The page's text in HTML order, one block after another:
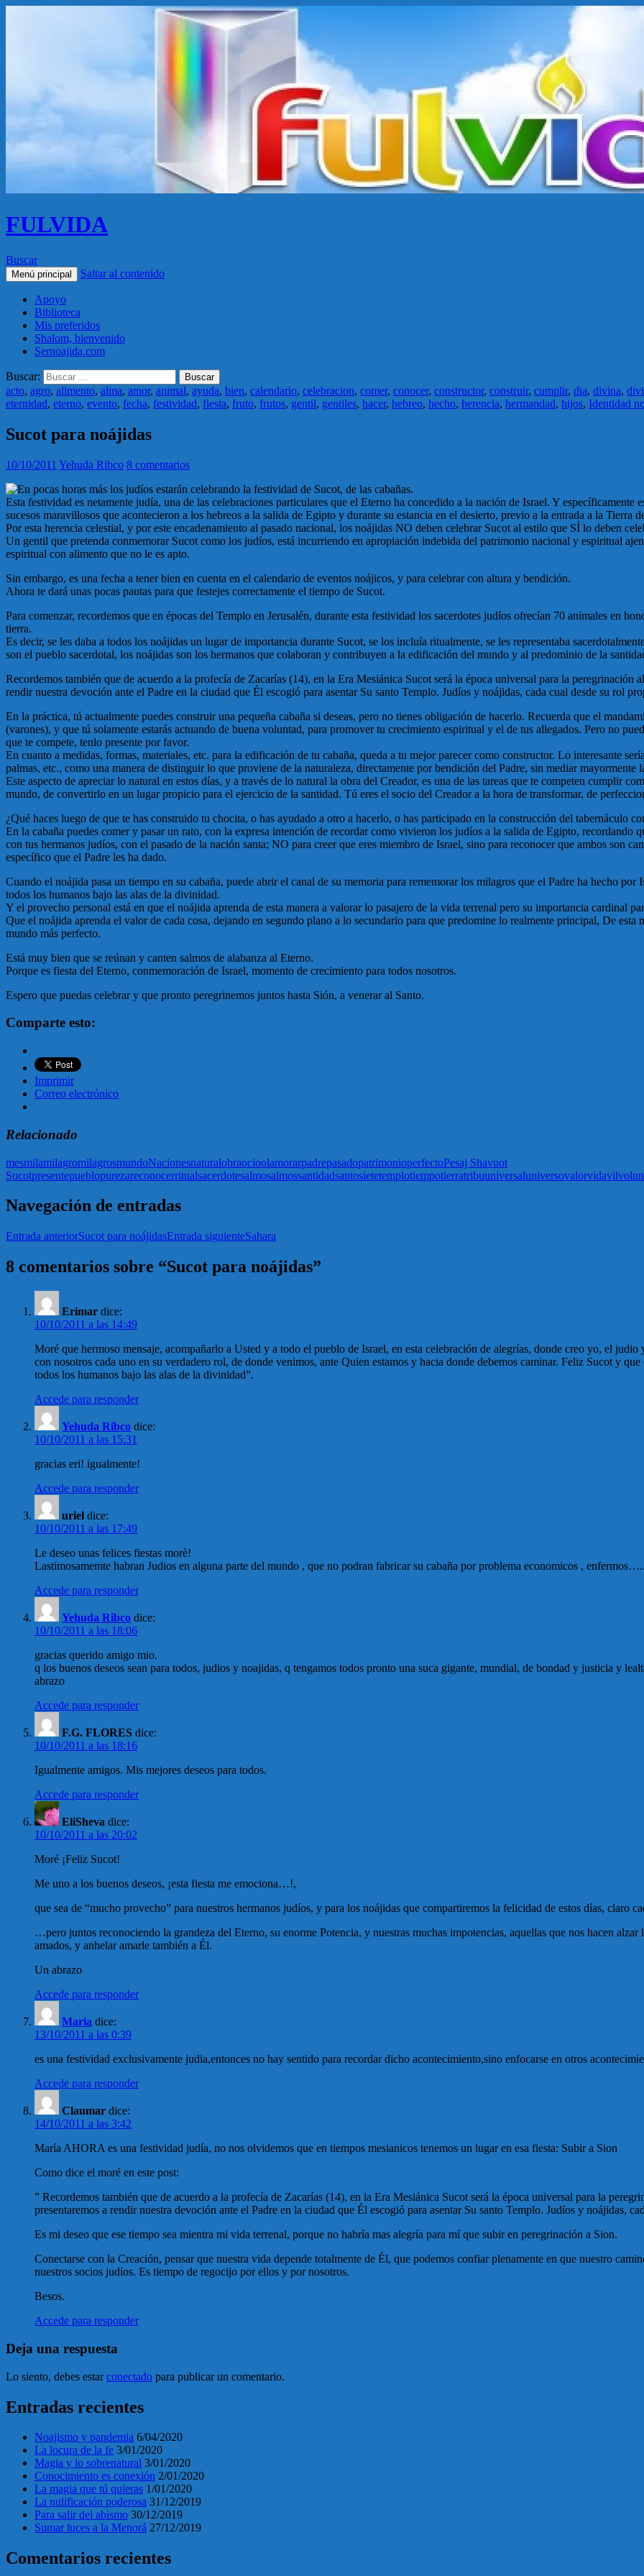
FULVIDA
Buscar
Menú principal Saltar al contenido
Apoyo
Biblioteca
Mis preferidos
Shalom, bienvenido
Sernoajida.com
Buscar:
acto, agro, alimento, alma, amor, animal, ayuda, bien, calendario, celebracion, comer, conocer, constructor, construir, cumplir, dia, divina,
eternidad, eterno, evento, fecha, festividad, fiesta, fruto, frutos, gentil, gentiles, hacer, hebreo, hecho, herencia, hermandad, hijos, Identidad
Sucot para noájidas
10/10/2011 Yehuda Ribco 8 comentarios
En pocas horas más los judíos estarán celebrando la festividad de Sucot, de las cabañas.
Esta festividad es netamente judía, una de las celebraciones particulares que el Eterno ha concedido a la nación de Israel. Y
sucesos maravillosos que acontecieron a los hebreos a la salida de Egipto y durante su estancia en el desierto, previo a la entrada a la Tierra
Por esta herencia celestial, y por este encadenamiento al pasado nacional, los noájidas NO deben celebrar Sucot al estilo que SÍ lo deben
Un gentil que pretenda conmemorar Sucot como los judíos, está incurriendo en apropiación indebida del patrimonio nacional y espiritual
espiritual con alimento que no le es apto.
Sin embargo, es una fecha a tener bien en cuenta en el calendario de eventos noájicos, y para celebrar con altura y bendición.
Ahora te dará unas pocas pautas para que festejes correctamente el tiempo de Sucot.
Para comenzar, recordemos que en épocas del Templo en Jerusalén, durante esta festividad los sacerdotes judíos ofrecían 70 animales en
tierra.
Es decir, se les daba a todos los noájidas un lugar de importancia durante Sucot, se los incluía ritualmente, se les representaba
son el pueblo sacerdotal, los noájidas son los hermanos que colaboran y contribuyen a la edificación del mundo y al predominio de la
Recordemos también que de acuerdo a la profecía de Zacarías (14), en la Era Mesiánica Sucot será la época universal para la peregrinación
rendir nuestra devoción ante el Padre en la ciudad que Él escogió para asentar Su santo Templo. Judíos y noájidas, cada cual desde su rol
En la práctica, tú actualmente puedes construir una pequeña cabaña si deseas, pero no tienes obligación de hacerlo. Recuerda que el
(varones), y que tú solamente estarás actuando de buena voluntad, para promover tu crecimiento espiritual y el de tus allegados. Pero no
que te compete, tenlo presente por favor.
En cuanto a medidas, formas, materiales, etc. para la edificación de tu cabaña, queda a tu mejor parecer como constructor. Lo interesante
palmas, etc., como una manera de distinguir lo que proviene de la naturaleza, directamente por bendición del Padre, sin mediar mayormente
Este aspecto de apreciar lo natural en estos días, y a través de lo natural la obra del Creador, es una de las tareas que te competen cumplir
mundo, de convertirlo en un lugar propicio para el ejercicio de la santidad. Tú eres el socio del Creador a la hora de transformar, de
¿Qué haces luego de que te has construido tu chocita, o has ayudado a otro a hacerlo, o has participado en la construcción del tabernáculo
En la cabaña puedes comer y pasar un rato, con la expresa intención de recordar como vivieron los judíos a la salida de Egipto, recordando
con tus hermanos judíos, con el pasado de la nación santa; NO para creer que eres miembro de Israel, sino para reconocer que ambos son
específico que el Padre les ha dado.
Cuando el noájida pasa un tiempo en su cabaña, puede abrir el canal de su memoria para rememorar los milagros que el Padre ha hecho
todos los humanos bajo las alas de la divinidad.
Y el provecho personal está en que el noájida aprenda de esta manera a valorar lo pasajero de la vida terrenal pero su importancia cardinal
Que el noájida aprenda el valor de cada cosa, dejando en segundo plano a lo secundario para que predomine lo realmente principal, De
mundo más perfecto.
Está muy bien que se reúnan y canten salmos de alabanza al Eterno.
Porque es fiesta del Eterno, conmemoración de Israel, momento de crecimiento para todos nosotros.
Espero que puedas celebrar y que pronto peregrinemos juntos hasta Sión, a venerar al Santo.
Comparte esto:
Imprimir
Correo electrónico
Relacionado
mesmilamilagromilagrosmundoNacionesnaturalobraocioolamorarpadrepasadopatrimonioperfectoPesaj Shavuot
Sucotpresentepueblopurezareconocerritualsacerdotesalmosalmossantidadsantosietetemplotiempotierratribuuniversaluniversovalorvidavil
Navegación de entradas
Entrada anteriorSucot para noájidasEntrada siguienteSahara
8 comentarios sobre “Sucot para noájidas”
Erimar dice:
10/10/2011 a las 14:49
Moré que hermoso mensaje, acompañarlo a Usted y a todo el pueblo de Israel, en esta celebración de alegrías, donde creo yo, el
con nosotros cada uno en su verdadero rol, de donde venimos, ante Quien estamos y hacia donde debemos caminar. Feliz Sucot y
todos los humanos bajo las alas de la divinidad”.
Accede para responder
Yehuda Ribco dice:
10/10/2011 a las 15:31
gracias eri! igualmente!
Accede para responder
uriel dice:
10/10/2011 a las 17:49
Le deseo unas felices fiestas morè!
Lastimosamemte habran Judios en alguna parte del mundo , que no podran fabricar su cabaña por problema economicos ,
Accede para responder
Yehuda Ribco dice:
10/10/2011 a las 18:06
gracias querido amigo mio.
q los buenos deseos sean para todos, judios y noajidas, q tengamos todos pronto una suca gigante, mundial, de bondad y justicia y
abrazo
Accede para responder
F.G. FLORES dice:
10/10/2011 a las 18:16
Igualmente amigos. Mis mejores deseos para todos.
Accede para responder
EliSheva dice:
10/10/2011 a las 20:02
Moré ¡Feliz Sucot!
Me uno a los buenos deseos, ¡esta fiesta me emociona…!,
que sea de “mucho provecho” para nuestros hermanos judíos, y para los noájidas que compartiremos la felicidad de estos días, claro
…pero juntos reconociendo la grandeza del Eterno, su enorme Potencia, y nuestras muchas impotencias, aquellas que nos hacen
amados, y anhelar amarle también a Él.
Un abrazo
Accede para responder
Maria dice:
13/10/2011 a las 0:39
es una festividad exclusivamente judia,entonces no hay sentido para recordar dicho acontecimiento,sino enfocarse en otros
Accede para responder
Claumar dice:
14/10/2011 a las 3:42
María AHORA es una festividad judía, no nos olvidemos que en tiempos mesianicos tenemos un lugar en esa fiesta: Subir a Sion
Como dice el moré en este post:
” Recordemos también que de acuerdo a la profecía de Zacarías (14), en la Era Mesiánica Sucot será la época universal para la
presentaremos a rendir nuestra devoción ante el Padre en la ciudad que Él escogió para asentar Su santo Templo. Judíos y noájidas,
Es mi deseo que ese tiempo sea mientra mi vida terrenal, porque no habría mas alegría para mí que subir en peregrinación a Sion.
Conectarse con la Creación, pensar que nuestra vida depende totalmente de Él, que podemos confiar plenamente en que nuestro
nuestros socios judíos. Es tiempo de regocijo por ellos y por nosotros.
Besos.
Accede para responder
Deja una respuesta
Lo siento, debes estarconectado para publicar un comentario.
Entradas recientes
Noajismo y pandemia 6/04/2020
La locura de la fe 3/01/2020
Magia y lo sobrenatural 3/01/2020
Conocimiento es conexión 2/01/2020
La magia que tú quieras 1/01/2020
La nulificación poderosa 31/12/2019
Para salir del abismo 30/12/2019
Sumar luces a la Menorá 27/12/2019
Comentarios recientes